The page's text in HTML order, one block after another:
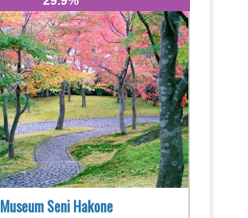
Museum Seni Hakone